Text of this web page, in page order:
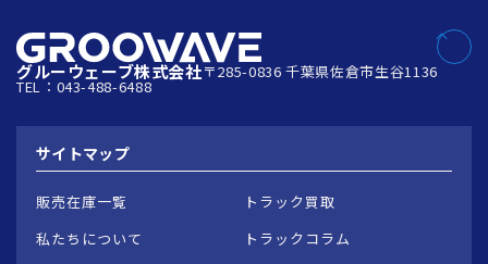
グルーウェーブ株式会社〒285-0836 千葉県佐倉市生谷1136
TEL：043-488-6488
サイトマップ
販売在庫一覧
トラック買取
私たちについて
トラックコラム